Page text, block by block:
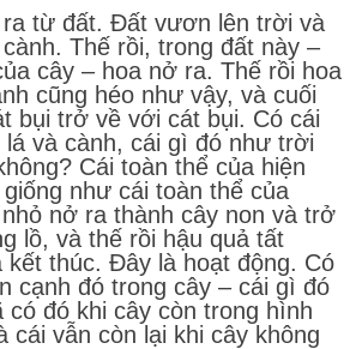
từ đất. Đất vươn lên trời và
Thế rồi, trong đất này –
cây – hoa nở ra. Thế rồi hoa
cũng héo như vậy, và cuối
bụi trở về với cát bụi. Có cái
và cành, cái gì đó như trời
Cái toàn thể của hiện
như cái toàn thể của
nở ra thành cây non và trở
lồ, và thế rồi hậu quả tất
kết thúc. Đây là hoạt động. Có
cạnh đó trong cây – cái gì đó
có đó khi cây còn trong hình
cái vẫn còn lại khi cây không